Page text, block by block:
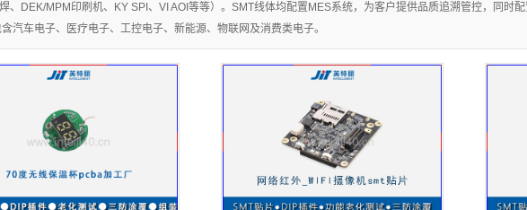
、DEK/MPM印刷机、KY SPI、VI AOI等等）。SMT线体均配置MES系统，为客户提供品质追溯管控，同时
汽车电子、医疗电子、工控电子、新能源、物联网及消费类电子。